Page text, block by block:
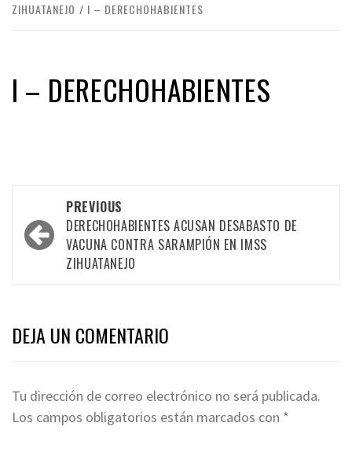
ZIHUATANEJO
I – DERECHOHABIENTES
I – DERECHOHABIENTES
navigation
PREVIOUS
DERECHOHABIENTES ACUSAN DESABASTO DE
VACUNA CONTRA SARAMPIÓN EN IMSS
ZIHUATANEJO
DEJA UN COMENTARIO
Tu dirección de correo electrónico no será publicada.
Los campos obligatorios están marcados con *